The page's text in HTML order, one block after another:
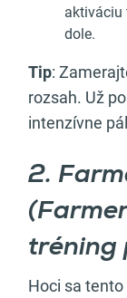
aktiváciu
dole.
Tip:
rozsah. Už
intenzívne
2.
tréning
Hoci sa